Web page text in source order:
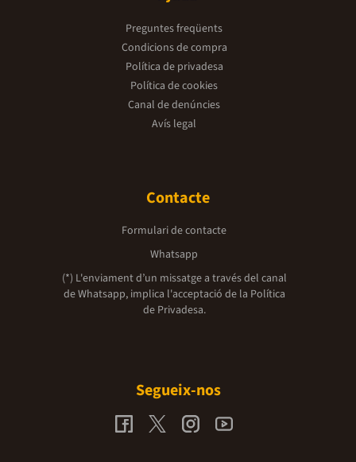
Preguntes freqüents
Condicions de compra
Política de privadesa
Política de cookies
Canal de denúncies
Avís legal
Contacte
Formulari de contacte
Whatsapp
(*) L'enviament d’un missatge a través del canal
de Whatsapp, implica l'acceptació de la Política
de Privadesa.
Segueix-nos